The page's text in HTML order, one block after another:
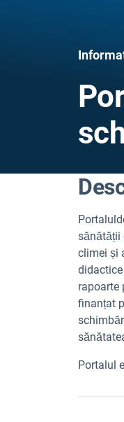
Portalul
sănătății
climei și
rapoarte
finanțat
Portalul